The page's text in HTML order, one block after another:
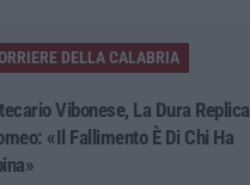
DELLA CALABRIA
Vibonese, La Dura Replica
«Il Fallimento È Di Chi Ha